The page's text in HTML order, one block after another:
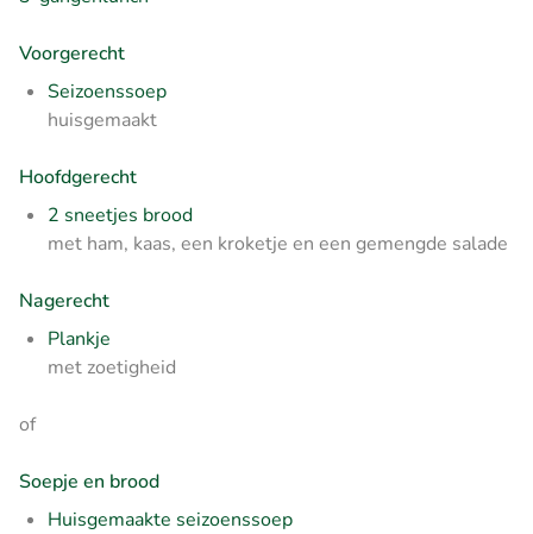
Voorgerecht
Seizoenssoep
huisgemaakt
Hoofdgerecht
2 sneetjes brood
met ham, kaas, een kroketje en een gemengde salade
Nagerecht
Plankje
met zoetigheid
of
Soepje en brood
Huisgemaakte seizoenssoep